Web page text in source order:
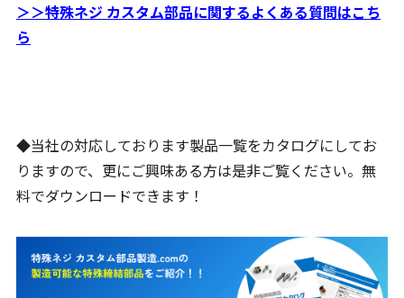
＞＞特殊ネジ カスタム部品に関するよくある質問はこち
ら
◆当社の対応しております製品一覧をカタログにしてお
りますので、更にご興味ある方は是非ご覧ください。無
料でダウンロードできます！